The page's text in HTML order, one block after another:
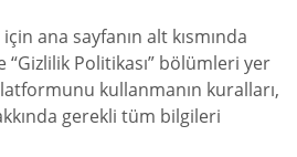
için ana sayfanın alt kısmında
“Gizlilik Politikası” bölümleri yer
kullanmanın kuralları,
gerekli tüm bilgileri